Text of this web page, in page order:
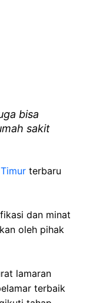
bisa
sakit
terbaru
dan minat
oleh pihak
lamaran
terbaik